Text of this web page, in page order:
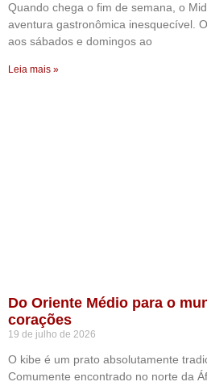
Quando chega o fim de semana, o
aventura gastronômica inesquecível.
aos sábados e domingos ao
Leia mais »
Do Oriente Médio para o
corações
19 de julho de 2026
O kibe é um prato absolutamente
Comumente encontrado no norte da